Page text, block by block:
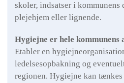
skoler, indsatser i
plejehjem eller lignende.
Hygiejne er hele kommunens
Etabler en
ledelsesopbakning og
regionen. Hygiejne kan